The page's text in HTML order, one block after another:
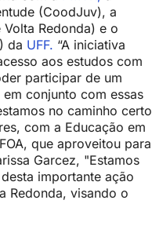
(CoodJuv), a
Volta Redonda) e o
da UFF. “A iniciativa
aos estudos com
participar de um
conjunto com essas
no caminho certo
com a Educação em
que aproveitou para
Garcez, "Estamos
importante ação
Redonda, visando o